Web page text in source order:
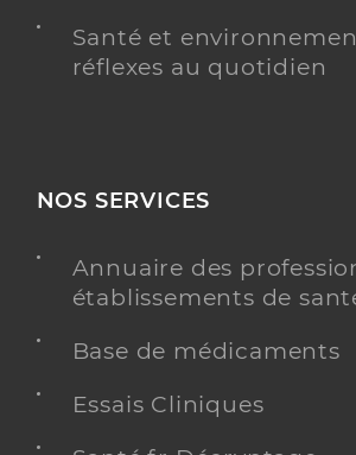
Santé et
réflexes au quotidien
NOS SERVICES
Annuaire des
établissements de
Base de médicaments
Essais Cliniques